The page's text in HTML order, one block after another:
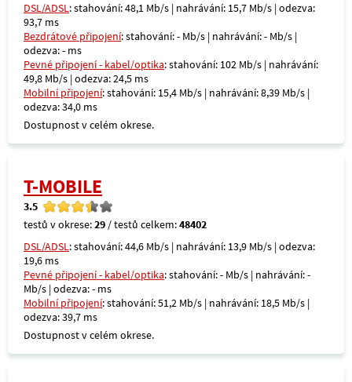
DSL/ADSL: stahování: 48,1 Mb/s | nahrávání: 15,7 Mb/s | odezva:
93,7 ms
Bezdrátové připojení: stahování: - Mb/s | nahrávání: - Mb/s |
odezva: - ms
Pevné připojení - kabel/optika: stahování: 102 Mb/s | nahrávání:
49,8 Mb/s | odezva: 24,5 ms
Mobilní připojení: stahování: 15,4 Mb/s | nahrávání: 8,39 Mb/s |
odezva: 34,0 ms
Dostupnost v celém okrese.
T-MOBILE
3.5
testů v okrese:29 / testů celkem:48402
DSL/ADSL: stahování: 44,6 Mb/s | nahrávání: 13,9 Mb/s | odezva:
19,6 ms
Pevné připojení - kabel/optika: stahování: - Mb/s | nahrávání: -
Mb/s | odezva: - ms
Mobilní připojení: stahování: 51,2 Mb/s | nahrávání: 18,5 Mb/s |
odezva: 39,7 ms
Dostupnost v celém okrese.